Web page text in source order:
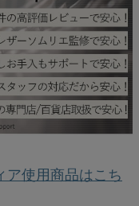
ア使用商品はこち